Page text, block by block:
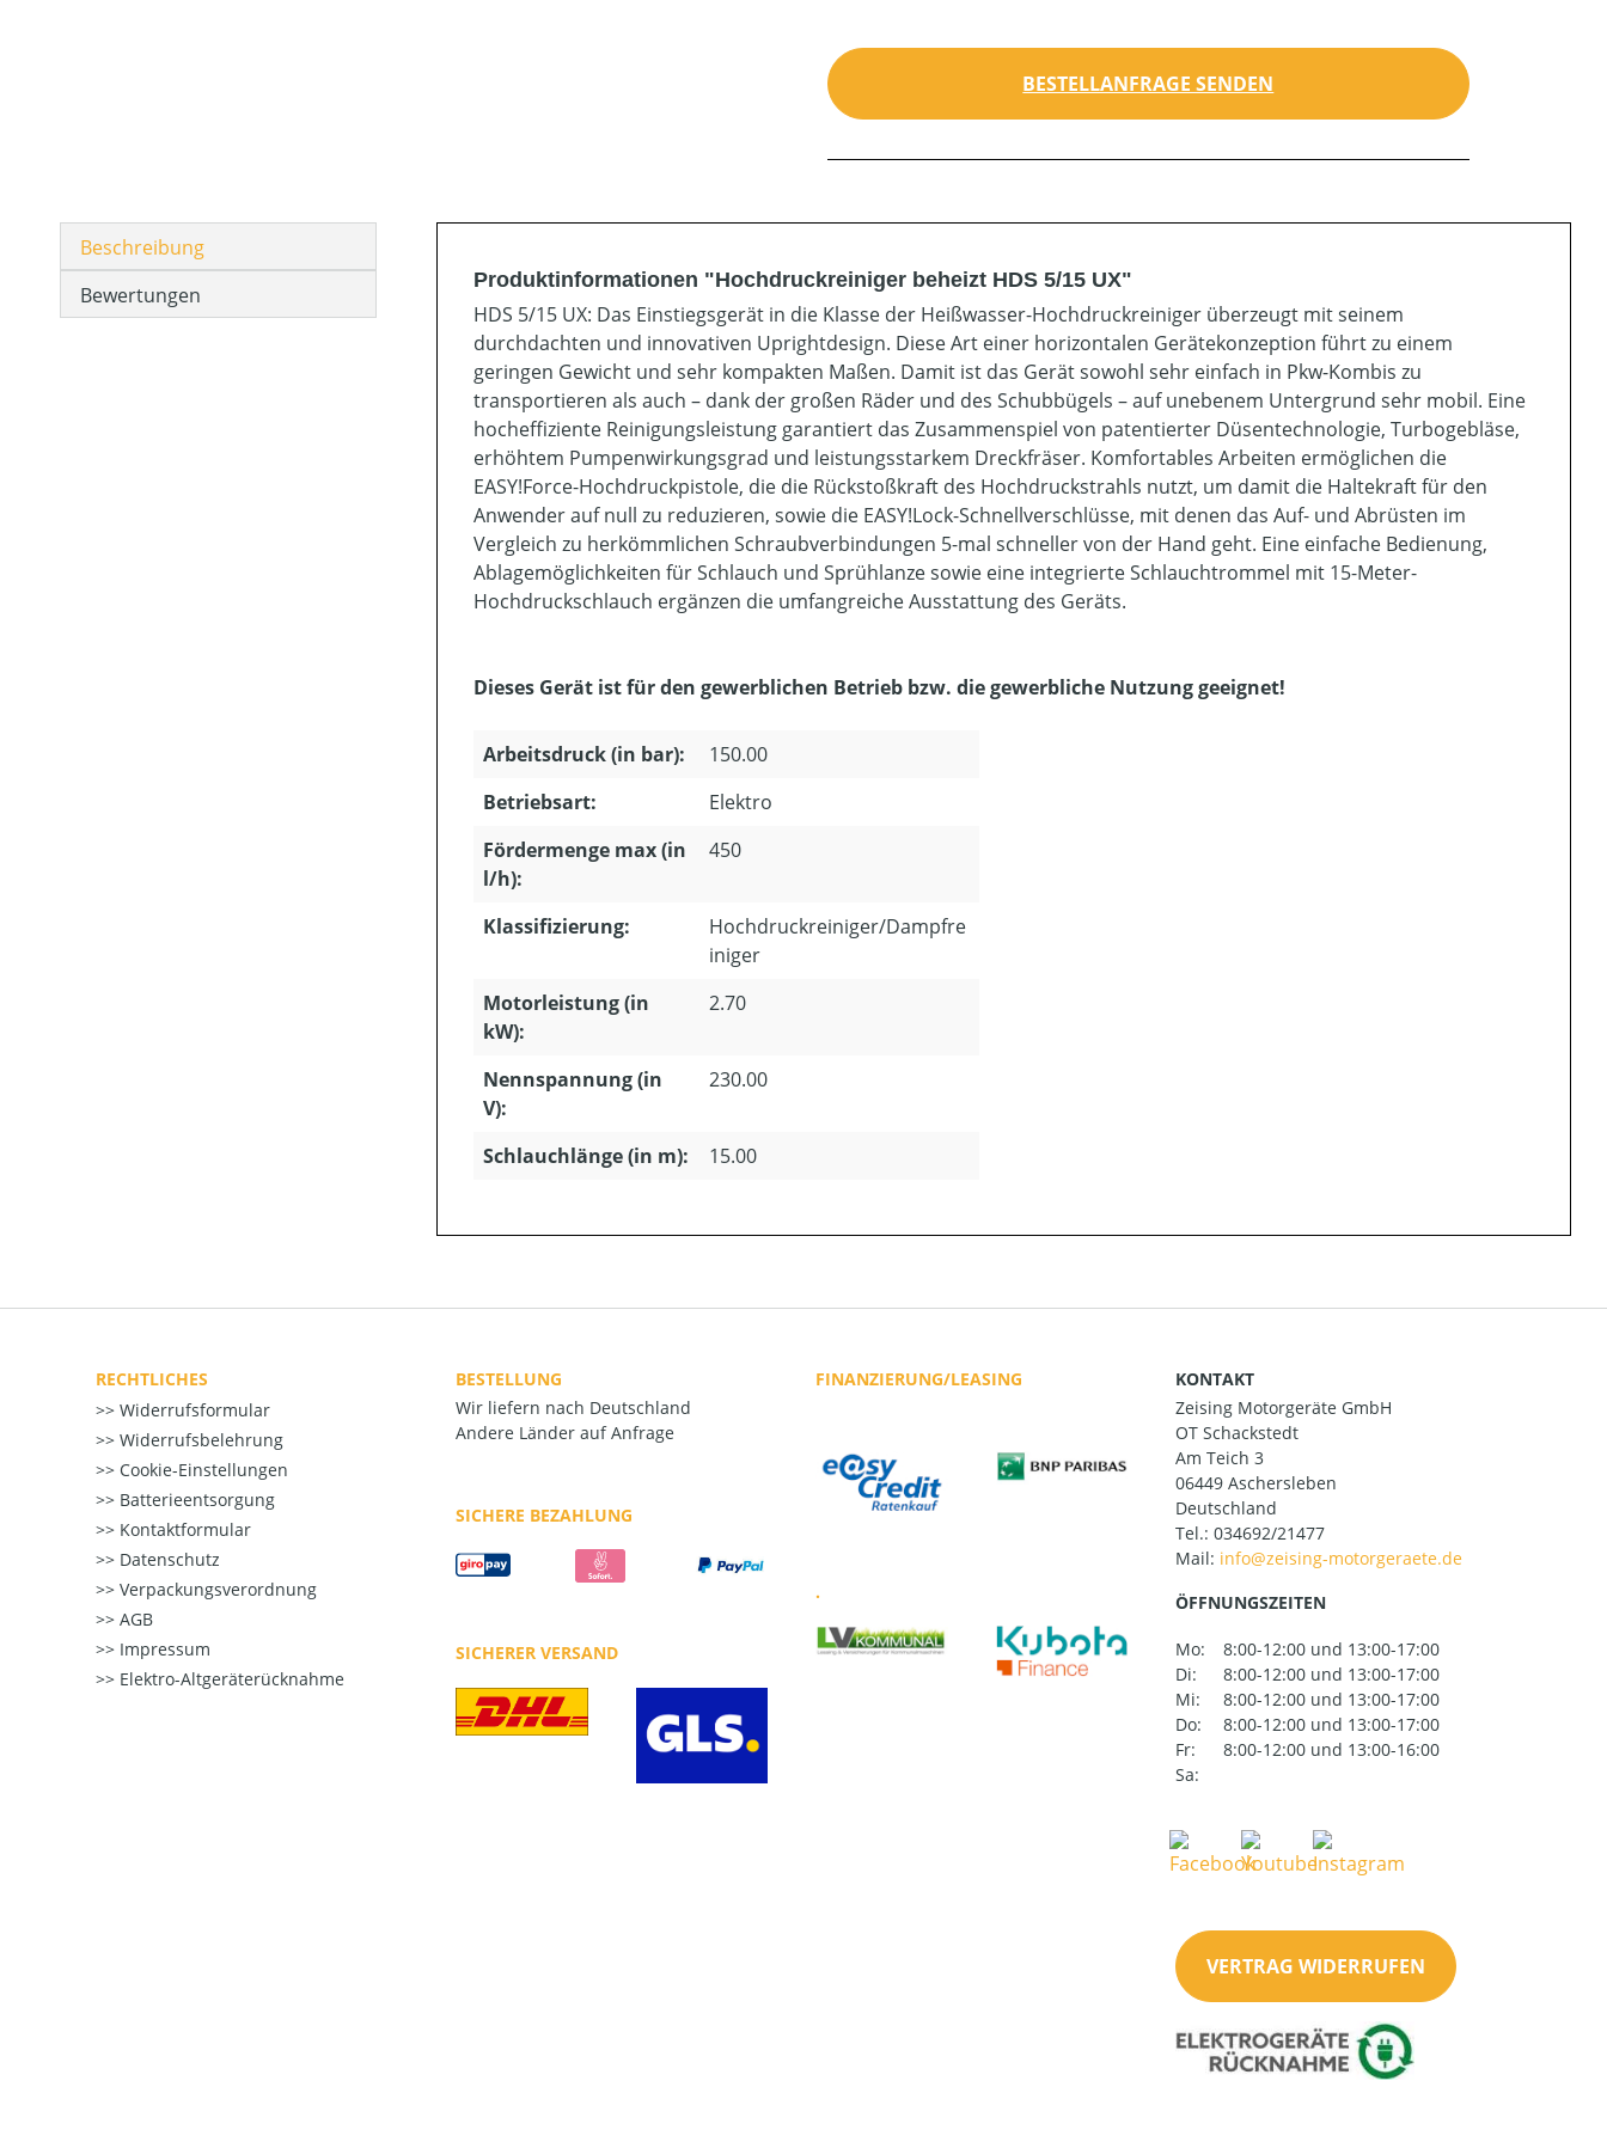
BESTELLANFRAGE SENDEN
Beschreibung
Bewertungen
Produktinformationen "Hochdruckreiniger beheizt HDS 5/15 UX"
HDS 5/15 UX: Das Einstiegsgerät in die Klasse der Heißwasser-Hochdruckreiniger überzeugt mit seinem
durchdachten und innovativen Uprightdesign. Diese Art einer horizontalen Gerätekonzeption führt zu einem
geringen Gewicht und sehr kompakten Maßen. Damit ist das Gerät sowohl sehr einfach in Pkw-Kombis zu
transportieren als auch – dank der großen Räder und des Schubbügels – auf unebenem Untergrund sehr mobil. Eine
hocheffiziente Reinigungsleistung garantiert das Zusammenspiel von patentierter Düsentechnologie, Turbogebläse,
erhöhtem Pumpenwirkungsgrad und leistungsstarkem Dreckfräser. Komfortables Arbeiten ermöglichen die
EASY!Force-Hochdruckpistole, die die Rückstoßkraft des Hochdruckstrahls nutzt, um damit die Haltekraft für den
Anwender auf null zu reduzieren, sowie die EASY!Lock-Schnellverschlüsse, mit denen das Auf- und Abrüsten im
Vergleich zu herkömmlichen Schraubverbindungen 5-mal schneller von der Hand geht. Eine einfache Bedienung,
Ablagemöglichkeiten für Schlauch und Sprühlanze sowie eine integrierte Schlauchtrommel mit 15-Meter-
Hochdruckschlauch ergänzen die umfangreiche Ausstattung des Geräts.
Dieses Gerät ist für den gewerblichen Betrieb bzw. die gewerbliche Nutzung geeignet!
Arbeitsdruck (in bar):
150.00
Betriebsart:
Elektro
Fördermenge max (in
l/h):
450
Klassifizierung:
Hochdruckreiniger/Dampfre
iniger
Motorleistung (in
kW):
2.70
Nennspannung (in
V):
230.00
Schlauchlänge (in m): 15.00
RECHTLICHES
Widerrufsformular
Widerrufsbelehrung
Cookie-Einstellungen
Batterieentsorgung
Kontaktformular
Datenschutz
Verpackungsverordnung
AGB
Impressum
Elektro-Altgeräterücknahme
BESTELLUNG
Wir liefern nach Deutschland
Andere Länder auf Anfrage
SICHERE BEZAHLUNG
SICHERER VERSAND
FINANZIERUNG/LEASING
.
KONTAKT
Zeising Motorgeräte GmbH
OT Schackstedt
Am Teich 3
06449 Aschersleben
Deutschland
Tel.: 034692/21477
Mail:
ÖFFNUNGSZEITEN
Mo:
8:00-12:00 und 13:00-17:00
Di:
8:00-12:00 und 13:00-17:00
Mi:
8:00-12:00 und 13:00-17:00
Do:
8:00-12:00 und 13:00-17:00
Fr:
8:00-12:00 und 13:00-16:00
Sa:
VERTRAG WIDERRUFEN